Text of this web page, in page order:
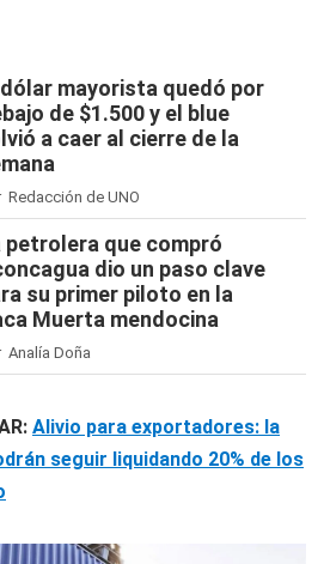
dólar mayorista quedó por
de $1.500 y el blue
a caer al cierre de la
Redacción de UNO
petrolera que compró
dio un paso clave
su primer piloto en la
Muerta mendocina
Analía Doña
Alivio para exportadores: la
seguir liquidando 20% de los